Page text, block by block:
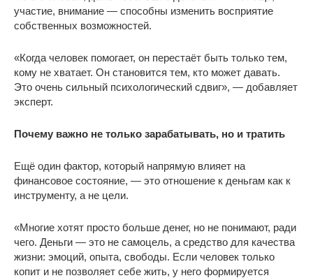
участие, внимание — способны изменить восприятие
собственных возможностей.
«Когда человек помогает, он перестаёт быть только тем,
кому не хватает. Он становится тем, кто может давать.
Это очень сильный психологический сдвиг», — добавляет
эксперт.
Почему важно не только зарабатывать, но и тратить
Ещё один фактор, который напрямую влияет на
финансовое состояние, — это отношение к деньгам как к
инструменту, а не цели.
«Многие хотят просто больше денег, но не понимают, ради
чего. Деньги — это не самоцель, а средство для качества
жизни: эмоций, опыта, свободы. Если человек только
копит и не позволяет себе жить, у него формируется